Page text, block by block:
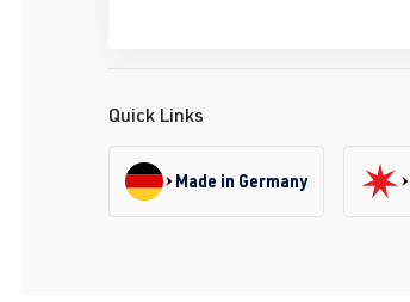
Quick Links
Made in Germany